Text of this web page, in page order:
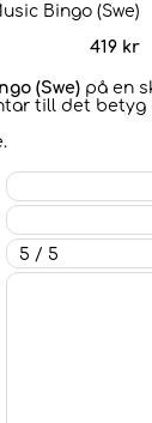
Bingo (Swe)
419 kr
(Swe) på en
till det